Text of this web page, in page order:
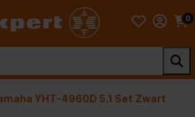
0
YHT-4960D 5.1 Set Zwart